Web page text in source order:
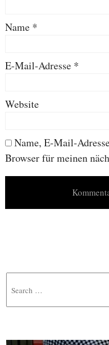
Name *
E-Mail-Adresse *
Website
Name, E-Mail-
Browser für meinen